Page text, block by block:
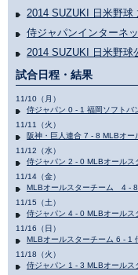
2014 SUZUKI 日米野球
侍ジャパンインターネ
2014 SUZUKI 日米野球
試合日程・結果
11/10（月）
侍ジャパン 0 - 1 福岡ソフトバ
11/11（火）
阪神・巨人連合 7 - 8 MLBオー
11/12（水）
侍ジャパン 2 - 0 MLBオールス
11/14（金）
MLBオールスターチーム 4 - 8
11/15（土）
侍ジャパン 4 - 0 MLBオールス
11/16（日）
MLBオールスターチーム 6 - 1
11/18（火）
侍ジャパン 1 - 3 MLBオールス